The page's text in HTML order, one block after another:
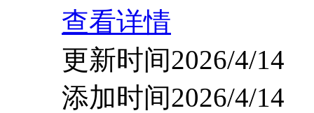
查看详情
更新时间2026/4/14
添加时间2026/4/14